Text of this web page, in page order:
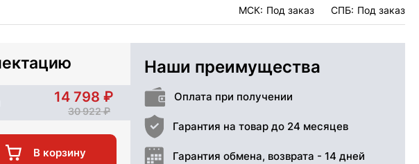
МСК: Под заказ СПБ: Под заказ
14 798
30 922
В корзину
Наши преимущества
Оплата при получении
Гарантия на товар до 24 месяцев
Гарантия обмена, возврата - 14 дней